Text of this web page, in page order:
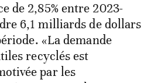
de 2,85% entre 2023-
6,1 milliards de dollars
«La demande
recyclés est
par les